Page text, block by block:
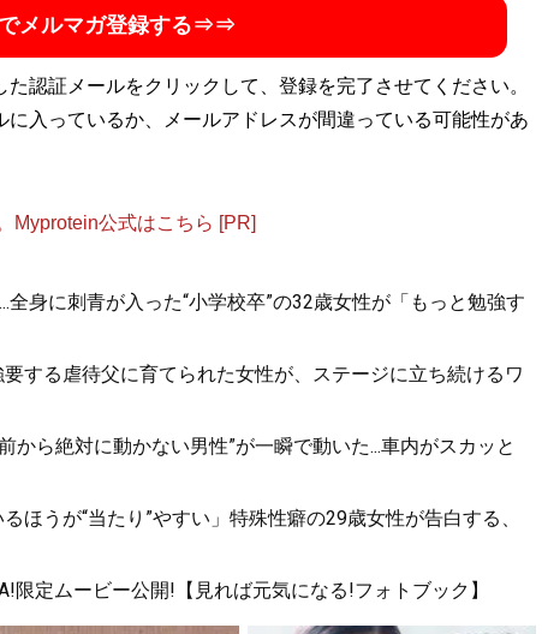
メルマガ登録する⇒⇒
認証メールをクリックして、登録を完了させてください。
入っているか、メールアドレスが間違っている可能性があ
Myprotein公式はこちら [PR]
身に刺青が入った“小学校卒”の32歳女性が「もっと勉強す
する虐待父に育てられた女性が、ステージに立ち続けるワ
ら絶対に動かない男性”が一瞬で動いた...車内がスカッと
ほうが“当たり”やすい」特殊性癖の29歳女性が告白する、
定ムービー公開!【見れば元気になる!フォトブック】